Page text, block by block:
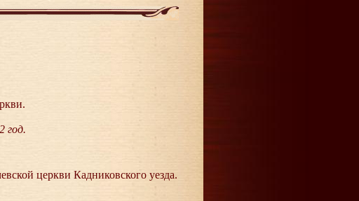
год.
церкви Кадниковского уезда.